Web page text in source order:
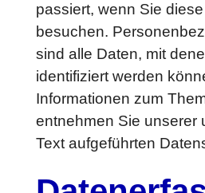
passiert, wenn Sie
besuchen.
sind alle Daten, mit
identifiziert werden
Informationen zum
entnehmen Sie unserer
Text aufgeführten